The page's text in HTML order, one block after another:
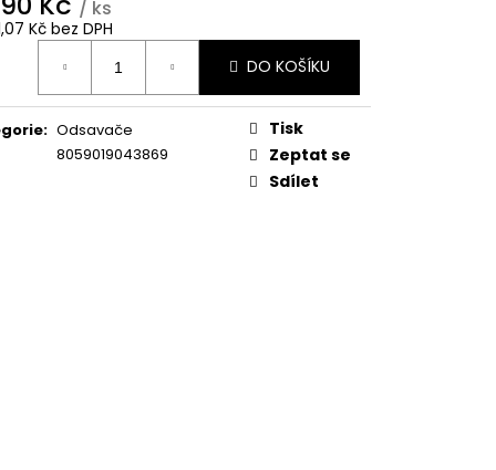
/ ks
Kč bez DPH
DO KOŠÍKU
: Odsavače
8059019043869
Tisk
Zeptat se
Sdílet